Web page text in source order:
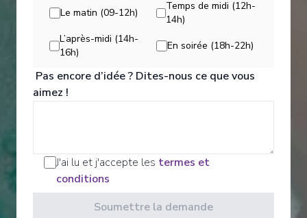
Divertissements
Sit back and enjoy your evenings on a high note
cozy nook to sip coffee.
Voir Tous les Divertissements
Le matin (09-12h)
Temps de midi (12h-
14h)
L’après-midi (14h-
16h)
En soirée (18h-22h)
Pas encore d’idée ? Dites-nous ce que vous
aimez !
J'ai lu et j'accepte les termes et
conditions
Soumettre la demande